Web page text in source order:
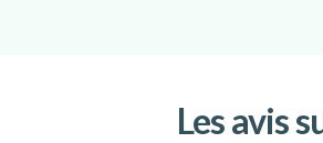
Les avis